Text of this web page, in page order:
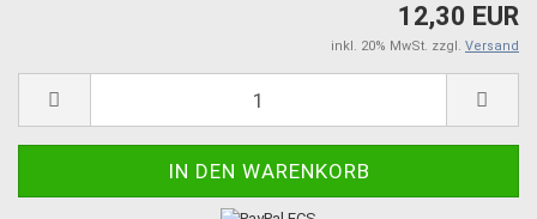
12,30 EUR
inkl. 20% MwSt. zzgl. Versand